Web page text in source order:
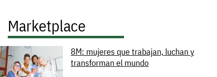
Marketplace
8M: mujeres que trabajan, luchan y
transforman el mundo